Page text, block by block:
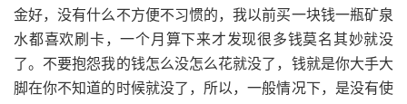
金好，没有什么不方便不习惯的，我以前买一块钱一瓶矿泉
水都喜欢刷卡，一个月算下来才发现很多钱莫名其妙就没
了。不要抱怨我的钱怎么没怎么花就没了，钱就是你大手大
脚在你不知道的时候就没了，所以，一般情况下，是没有使